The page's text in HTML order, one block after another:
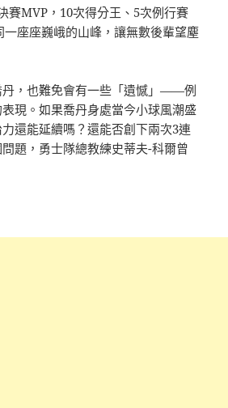
賽MVP，10次得分王、5次例行賽
座座巍峨的山峰，讓無數後輩望塵
丹，也難免會有一些「遺憾」——例
現。如果喬丹身處當今小球風潮盛
還能延續嗎？還能否創下兩次3連
題，勇士隊總教練史蒂夫-科爾曾